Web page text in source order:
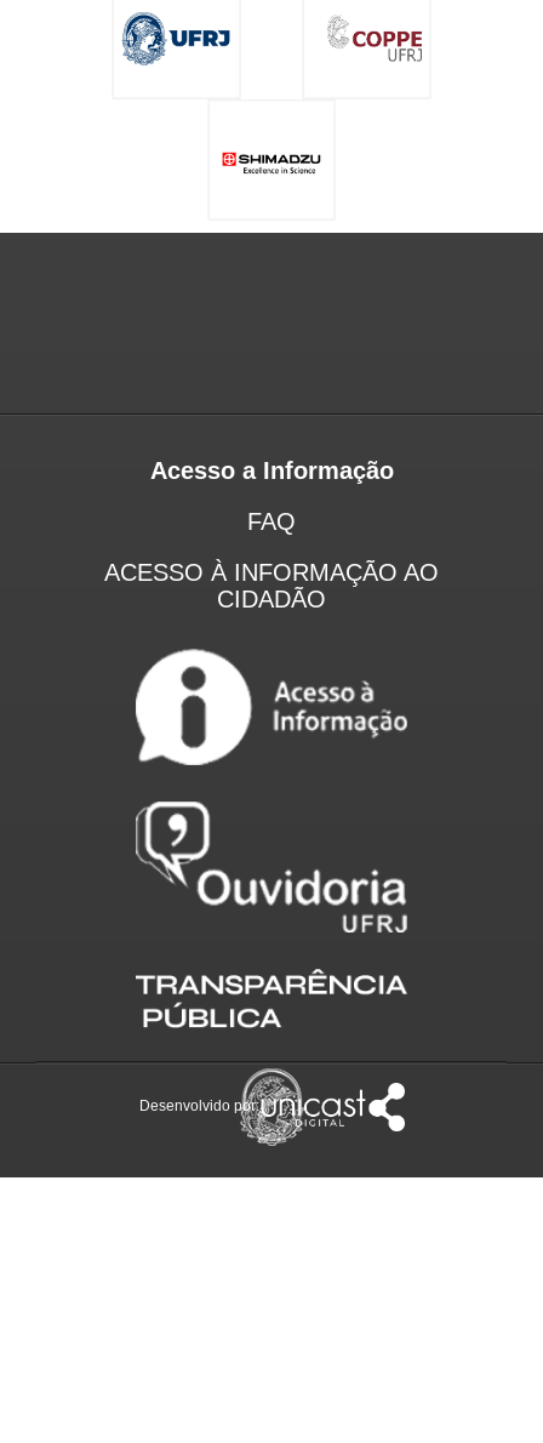
Acesso a Informação
FAQ
ACESSO À INFORMAÇÃO AO
CIDADÃO
Desenvolvido por: